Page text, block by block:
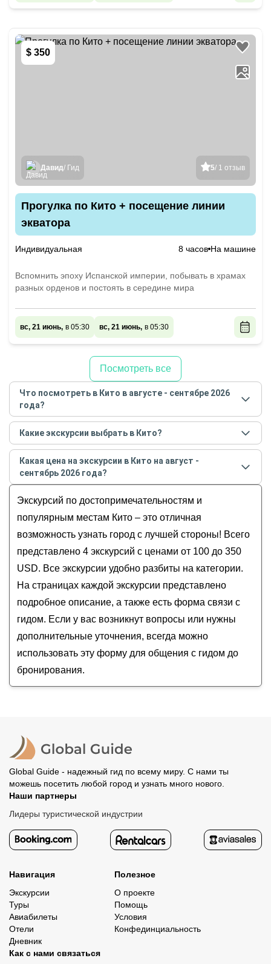
$ 350
5/ 1 отзыв
Давид/ Гид
Прогулка по Кито + посещение линии
экватора
Индивидуальная 8 часов На машине
Вспомнить эпоху Испанской империи, побывать в храмах
разных орденов и постоять в середине мира
вс, 21 июнь, в 05:30 вс, 21 июнь, в 05:30
Посмотреть все
Что посмотреть в Кито в августе - сентябре 2026
года?
Самые популярные местав Китов августе -
сентябре 2026года:
Обзорные
История и архитектура
Музеи и искусство
Гастрономические
Для детей
Какие экскурсии выбрать в Кито?
Самые популярные экскурсиив Китов августе -
сентябре 2026года:
Легенды улиц и фасадов: прогулка по центру
Кито
Кито: лучшее в столице Эквадора
Колониальное прошлое и магия экватора в
Прогулка по Кито + посещение линии экватора
Какая цена на экскурсии в Кито на август -
сентябрь 2026 года?
2026года от 100до 350 USD
Экскурсий по достопримечательностям и
популярным местам Кито – это отличная
возможность узнать город с лучшей стороны! Всего
представлено 4 экскурсий с ценами от 100 до 350
USD. Все экскурсии удобно разбиты на категории.
На страницах каждой экскурсии представлено
подробное описание, а также есть форма связи с
гидом. Если у вас возникнут вопросы или нужны
дополнительные уточнения, всегда можно
использовать эту форму для общения с гидом до
бронирования.
Global Guide - надежный гид по всему миру. С нами ты
можешь посетить любой город и узнать много нового.
Наши партнеры
Лидеры туристической индустрии
Навигация
Экскурсии
Туры
Авиабилеты
Отели
Дневник
Полезное
О проекте
Помощь
Условия
Конфединциальность
Как с нами связаться